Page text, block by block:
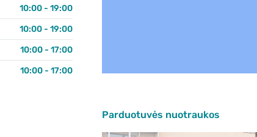
10:00 - 19:00
10:00 - 19:00
10:00 - 17:00
10:00 - 17:00
Parduotuvės nuotraukos